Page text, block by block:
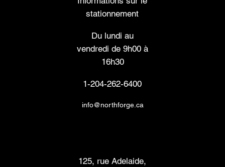
stationnement
Du lundi au
vendredi de 9h00 à
16h30
1-204-262-6400
info@northforge.ca
125, rue Adelaide,